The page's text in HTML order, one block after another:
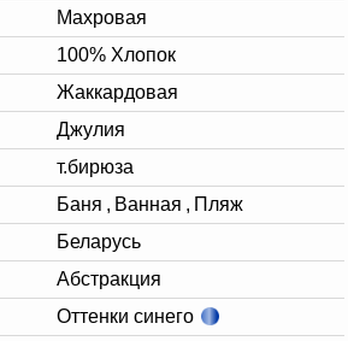
Махровая
100% Хлопок
Жаккардовая
Джулия
т.бирюза
Баня , Ванная , Пляж
Беларусь
Абстракция
Оттенки синего